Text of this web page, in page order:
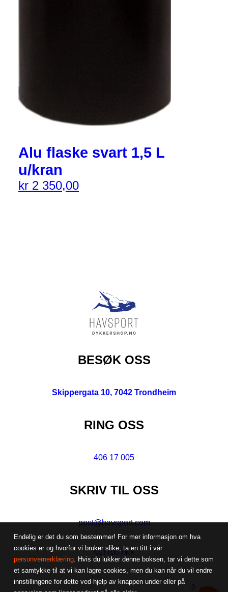
Alu flaske svart 1,5 L
u/kran
kr 2 350,00
BESØK OSS
Skippergata 10, 7042 Trondheim
RING OSS
406 17 005
SKRIV TIL OSS
post@havsport.com
NETTBUTIKK
Endelig er det du som bestemmer! For mer informasjon om hva
cookies er og hvorfor vi bruker slike, ta en titt i vår
personvernerklæring. Hvis du lukker denne boksen, tar vi dette som
et samtykke til at vi kan lagre cookies, men du kan når du vil endre
innstillingene for dette ved hjelp av knappen under eller på
0